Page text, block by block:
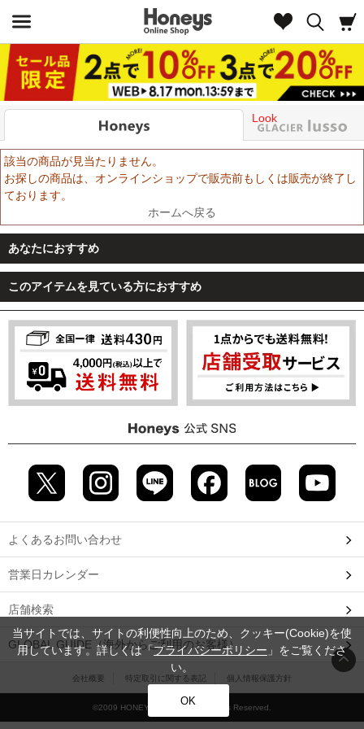
Look
該当の商品が見当たりません。
お探しの商品は、オンラインショップで販売前もしくは販売が終了し
ております。
ホームへ戻る
あなたにおすすめ
このアイテムを見ている方におすすめ
よくあるお問い合わせ
営業日カレンダー
店舗検索
GLOBAL GUIDE（海外からご利用のお客様）
会社概要 特定取引に関する表記 個人情報保護方針
©2009 HONEYS CO., LTD. All Rights Reserved.
当サイトでは、サイトの利便性向上のため、クッキー(Cookie)を使
用しています。詳しくは「プライバシーポリシー 」をご覧くださ
い。
OK